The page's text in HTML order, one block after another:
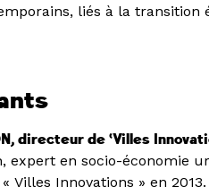
liés à la
directeur de ‘Villes
expert en socio-économie
« Villes Innovations » en